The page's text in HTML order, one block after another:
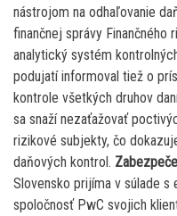
nástrojom na odhaľovanie
finančnej správy
analytický systém
podujatí informoval tiež o
kontrole všetkých druhov
sa snaží nezaťažovať
rizikové subjekty, čo
daňových kontrol.
Slovensko prijíma v súlade s
spoločnosť PwC svojich